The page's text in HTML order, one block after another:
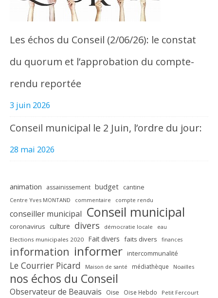
Les échos du Conseil (2/06/26): le constat
du quorum et l’approbation du compte-
rendu reportée
3 juin 2026
Conseil municipal le 2 Juin, l’ordre du jour:
28 mai 2026
animation assainissement budget cantine
Centre Yves MONTAND commentaire compte rendu
conseiller municipal Conseil municipal
coronavirus culture divers démocratie locale eau
Elections municipales 2020 Fait divers faits divers finances
information informer intercommunalité
Le Courrier Picard Maison de santé médiathèque Noailles
nos échos du Conseil
Observateur de Beauvais Oise Oise Hebdo Petit Fercourt